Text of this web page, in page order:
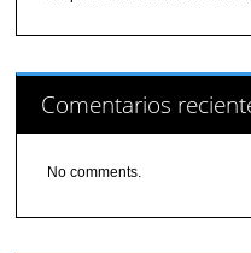
Comentarios
No comments.